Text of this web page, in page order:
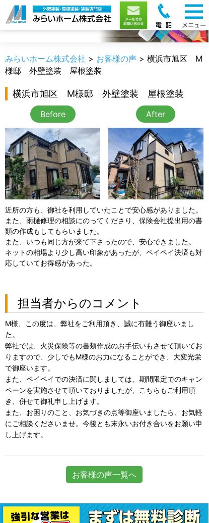
お客様の声
みらいホーム株式会社 > お客様の声 > 横浜市旭区 M
様邸 外壁塗装 屋根塗装
横浜市旭区 M様邸 外壁塗装 屋根塗装
Before After
近所の方も、御社を利用していたことで安心感がありました。
また、雨樋修理の相談にのってくださり、保険会社提出用の書
類の作成もしてもらいました。
また、いつも同じ方が来て下さったので、安心できました。
ネットの相場より少し高い印象があったが、ペイペイ決済も対
応していてお得感があった。
担当者からのコメント
M様、この度は、弊社をご利用頂き、誠に有難う御座いまし
た。
弊社では、火災保険等の書類作成のお手伝いもさせて頂いてお
りますので、少しでもM様のお力になることができ、大変光栄
で御座います。
また、ペイペイでの決済に関しましては、期間限定でのキャン
ペーンを実施させて頂いておりましたが、こちらもご利用頂
き、併せて御礼申し上げます。
また、お困りのこと、お気づきの点等御座いましたら、お気軽
にご相談くださいませ。今後とも末永いお付き合いをお願い申
し上げます。
お客様の声一覧へ